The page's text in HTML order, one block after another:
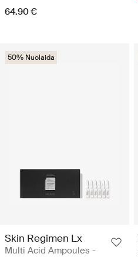
64.90 €
50% Nuolaida
Skin Regimen Lx
Multi Acid Ampoules -